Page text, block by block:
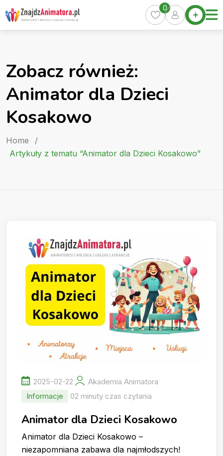
Skip
to
content
Home
Oferty
Kurs
0
Zobacz również:
Animator dla Dzieci
Kosakowo
Home
/
Artykuły z tematu “Animator dla Dzieci Kosakowo”
2025-02-22
Akademia Animatora
Informacje
02 minuty czas czytania
Animator dla Dzieci Kosakowo
Animator dla Dzieci Kosakowo –
niezapomniana zabawa dla najmłodszych!